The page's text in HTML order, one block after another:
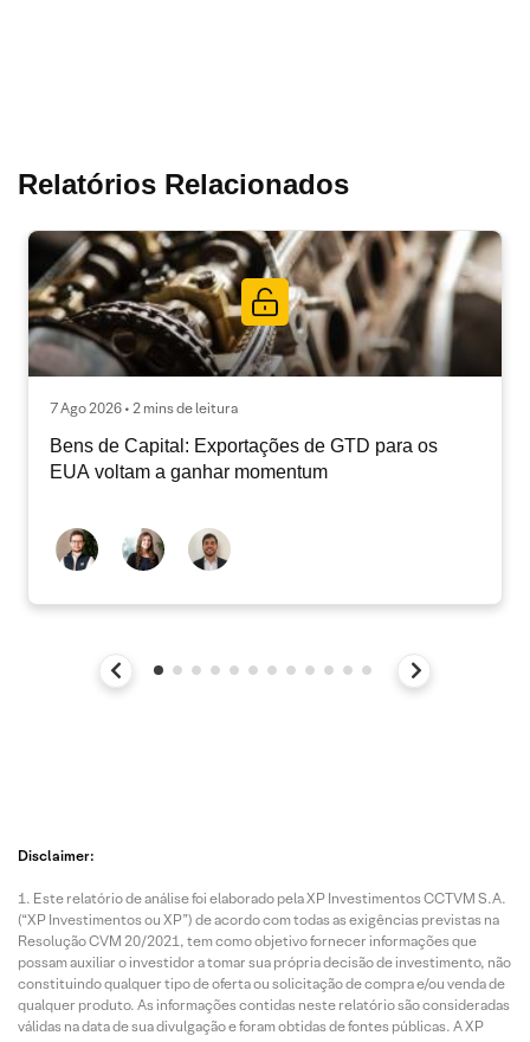
Relatórios Relacionados
7 Ago 2026 • 2 mins de leitura
Bens de Capital: Exportações de GTD para os
EUA voltam a ganhar momentum
Disclaimer:
Este relatório de análise foi elaborado pela XP Investimentos CCTVM S.A.
(“XP Investimentos ou XP”) de acordo com todas as exigências previstas na
Resolução CVM 20/2021, tem como objetivo fornecer informações que
possam auxiliar o investidor a tomar sua própria decisão de investimento, não
constituindo qualquer tipo de oferta ou solicitação de compra e/ou venda de
qualquer produto. As informações contidas neste relatório são consideradas
válidas na data de sua divulgação e foram obtidas de fontes públicas. A XP